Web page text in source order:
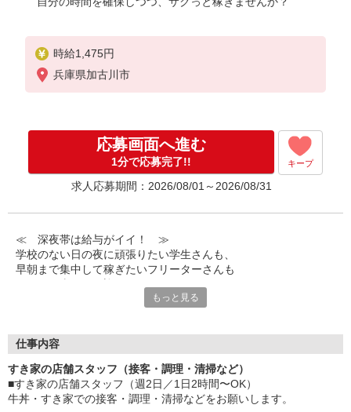
時給1,475円
兵庫県加古川市
応募画面へ進む
1分で応募完了!! キープ
求人応募期間：2026/08/01～2026/08/31
≪ 深夜帯は給与がイイ！ ≫
学校のない日の夜に頑張りたい学生さんも、
早朝まで集中して稼ぎたいフリーターさんも
オシャレを捨てる必要はありません！
急な出費も安心♪
■社員登用あり
将来を考えている方は必見です。
もっと見る
仕事内容
すき家の店舗スタッフ（接客・調理・清掃など）
■すき家の店舗スタッフ（週2日／1日2時間〜OK）
牛丼・すき家での接客・調理・清掃などをお願いします。